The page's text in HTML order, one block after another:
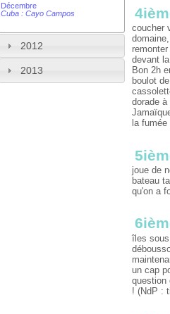
Décembre
Cuba : Cayo Campos
2012
2013
coucher
devant
Bon 2h
boulot
dorade
la
joue de
bateau
qu'on a
îles
un cap
question
! (NdP :